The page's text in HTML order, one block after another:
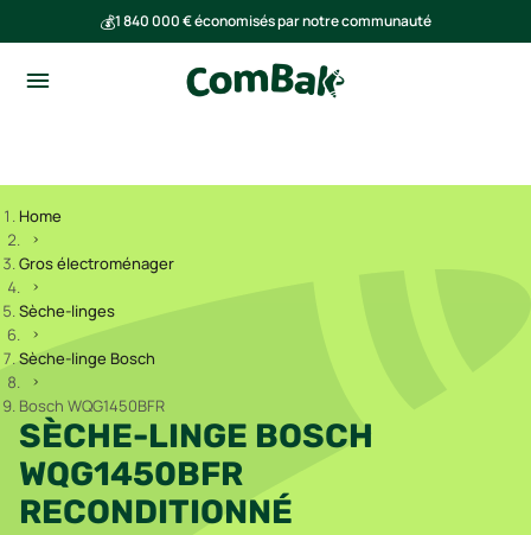
💰1 840 000 € économisés par notre communauté
Home
Gros électroménager
Sèche-linges
Sèche-linge Bosch
Bosch WQG1450BFR
SÈCHE-LINGE BOSCH
WQG1450BFR
RECONDITIONNÉ